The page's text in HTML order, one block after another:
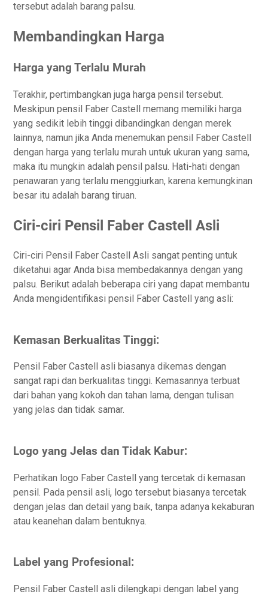
tersebut adalah barang palsu.
Membandingkan Harga
Harga yang Terlalu Murah
Terakhir, pertimbangkan juga harga pensil tersebut.
Meskipun pensil Faber Castell memang memiliki harga
yang sedikit lebih tinggi dibandingkan dengan merek
lainnya, namun jika Anda menemukan pensil Faber Castell
dengan harga yang terlalu murah untuk ukuran yang sama,
maka itu mungkin adalah pensil palsu. Hati-hati dengan
penawaran yang terlalu menggiurkan, karena kemungkinan
besar itu adalah barang tiruan.
Ciri-ciri Pensil Faber Castell Asli
Ciri-ciri Pensil Faber Castell Asli sangat penting untuk
diketahui agar Anda bisa membedakannya dengan yang
palsu. Berikut adalah beberapa ciri yang dapat membantu
Anda mengidentifikasi pensil Faber Castell yang asli:
Kemasan Berkualitas Tinggi:
Pensil Faber Castell asli biasanya dikemas dengan
sangat rapi dan berkualitas tinggi. Kemasannya terbuat
dari bahan yang kokoh dan tahan lama, dengan tulisan
yang jelas dan tidak samar.
Logo yang Jelas dan Tidak Kabur:
Perhatikan logo Faber Castell yang tercetak di kemasan
pensil. Pada pensil asli, logo tersebut biasanya tercetak
dengan jelas dan detail yang baik, tanpa adanya kekaburan
atau keanehan dalam bentuknya.
Label yang Profesional:
Pensil Faber Castell asli dilengkapi dengan label yang